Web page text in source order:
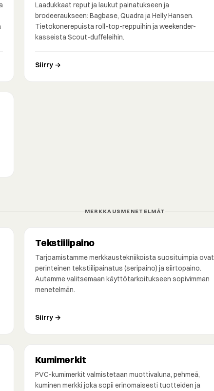
Laadukkaat reput ja laukut painatukseen ja
brodeeraukseen: Bagbase, Quadra ja Helly Hansen.
Tietokonerepuista roll-top-reppuihin ja weekender-
kasseista Scout-duffeleihin.
Siirry →
MERKKAUSMENETELMÄT
Tekstiilipaino
Tarjoamistamme merkkaustekniikoista suosituimpia ovat
perinteinen tekstiilipainatus (seripaino) ja siirtopaino.
Autamme valitsemaan käyttötarkoitukseen sopivimman
menetelmän.
Siirry →
Kumimerkit
PVC-kumimerkit valmistetaan muottivaluna, pehmeä,
kuminen merkki joka sopii erinomaisesti tuotteiden ja